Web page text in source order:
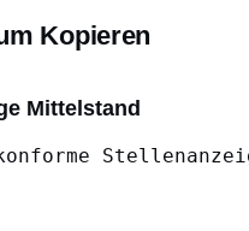
Kopieren
Mittelstand